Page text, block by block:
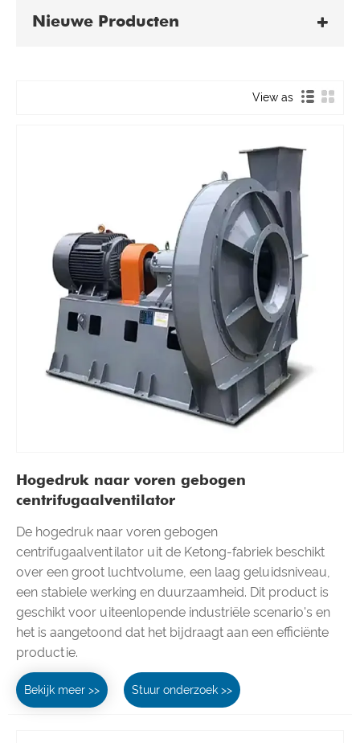
Nieuwe Producten
View as
Hogedruk naar voren gebogen
centrifugaalventilator
De hogedruk naar voren gebogen
centrifugaalventilator uit de Ketong-fabriek beschikt
over een groot luchtvolume, een laag geluidsniveau,
een stabiele werking en duurzaamheid. Dit product is
geschikt voor uiteenlopende industriële scenario's en
het is aangetoond dat het bijdraagt ​​aan een efficiënte
productie.
Bekijk meer >> Stuur onderzoek >>